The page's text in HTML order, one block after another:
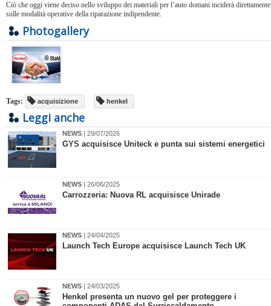
Ciò che oggi viene deciso nello sviluppo dei materiali per l’auto domani inciderà direttamente
sulle modalità operative della riparazione indipendente.
Photogallery
Tags: acquisizione henkel
Leggi anche
NEWS | 29/07/2026
GYS acquisisce Uniteck e punta sui sistemi energetici
NEWS | 26/06/2025
Carrozzeria: Nuova RL acquisisce Unirade
NEWS | 24/04/2025
Launch Tech Europe acquisisce Launch Tech UK
NEWS | 24/03/2025
​Henkel presenta un nuovo gel per proteggere i